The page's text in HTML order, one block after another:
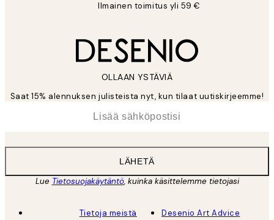
Ilmainen toimitus yli 59 €
OLLAAN YSTÄVIÄ
Saat 15% alennuksen julisteista nyt, kun tilaat uutiskirjeemme!
LÄHETÄ
Lue Tietosuojakäytäntö, kuinka käsittelemme tietojasi
Tietoja meistä
Desenio Art Advice